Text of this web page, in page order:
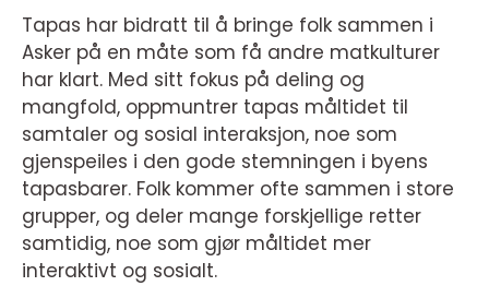
Tapas har bidratt til å bringe folk sammen i
Asker på en måte som få andre matkulturer
har klart. Med sitt fokus på deling og
mangfold, oppmuntrer tapas måltidet til
samtaler og sosial interaksjon, noe som
gjenspeiles i den gode stemningen i byens
tapasbarer. Folk kommer ofte sammen i store
grupper, og deler mange forskjellige retter
samtidig, noe som gjør måltidet mer
interaktivt og sosialt.